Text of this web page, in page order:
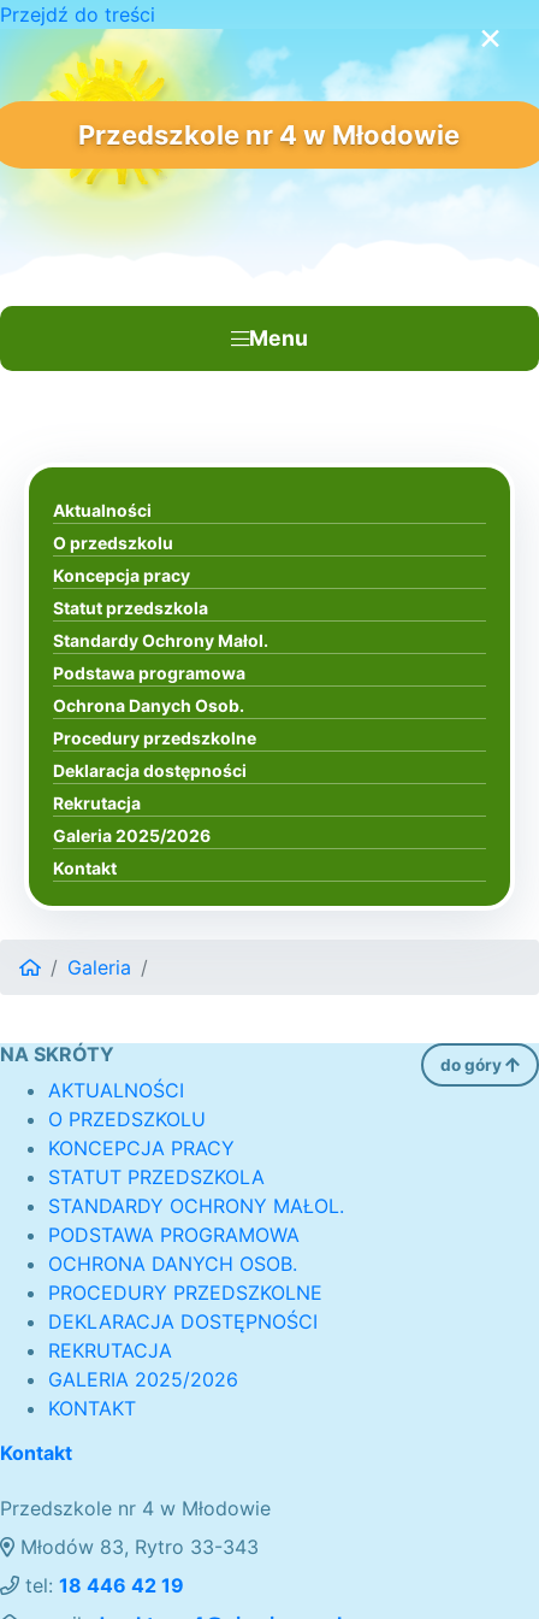
Przejdź do treści
Przedszkole nr 4 w Młodowie
Menu
×
Aktualności
O przedszkolu
Koncepcja pracy
Statut przedszkola
Standardy Ochrony Małol.
Podstawa programowa
Ochrona Danych Osob.
Procedury przedszkolne
Deklaracja dostępności
Rekrutacja
Galeria 2025/2026
Kontakt
Galeria
NA SKRÓTY do góry
AKTUALNOŚCI
O PRZEDSZKOLU
KONCEPCJA PRACY
STATUT PRZEDSZKOLA
STANDARDY OCHRONY MAŁOL.
PODSTAWA PROGRAMOWA
OCHRONA DANYCH OSOB.
PROCEDURY PRZEDSZKOLNE
DEKLARACJA DOSTĘPNOŚCI
REKRUTACJA
GALERIA 2025/2026
KONTAKT
Kontakt
Przedszkole nr 4 w Młodowie
Młodów 83, Rytro 33-343
tel: 18 446 42 19